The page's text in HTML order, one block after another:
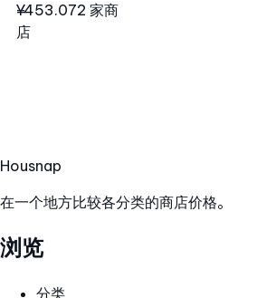
¥453.072 家商
店
Housnap
在一个地方比较各分类的商店价格。
浏览
分类